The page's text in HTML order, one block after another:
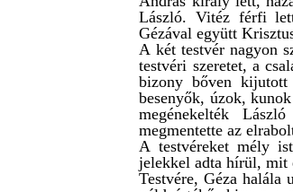
László. Vitéz férfi
Gézával együtt
A két testvér nagyon
testvéri szeretet, a
bizony bőven kijutott
besenyők, úzok,
megénekelték
megmentette az
A testvéreket mély
jelekkel adta hírül, mit
Testvére, Géza halála